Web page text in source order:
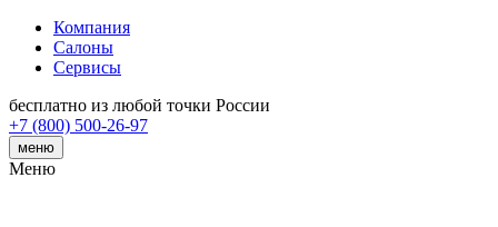
Компания
Салоны
Сервисы
бесплатно из любой точки России
+7 (800) 500-26-97
меню
Меню